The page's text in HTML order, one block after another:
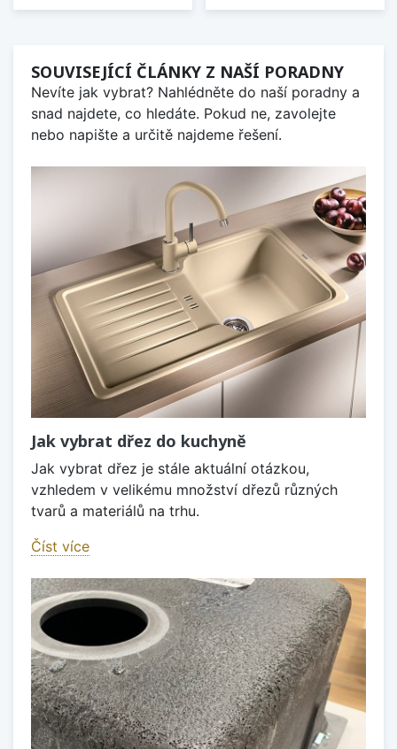
SOUVISEJÍCÍ ČLÁNKY Z NAŠÍ PORADNY
Nevíte jak vybrat? Nahlédněte do naší poradny a
snad najdete, co hledáte. Pokud ne, zavolejte
nebo napište a určitě najdeme řešení.
Jak vybrat dřez do kuchyně
Jak vybrat dřez je stále aktuální otázkou,
vzhledem v velikému množství dřezů různých
tvarů a materiálů na trhu.
Číst více